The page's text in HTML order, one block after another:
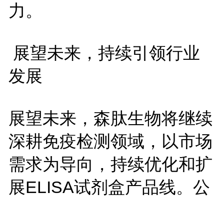
力。
展望未来，持续引领行业
发展
展望未来，森肽生物将继续
深耕免疫检测领域，以市场
需求为导向，持续优化和扩
展ELISA试剂盒产品线。公